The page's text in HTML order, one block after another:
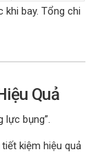
bay. Tổng chi
Quả
lực bụng”.
kiệm hiệu quả